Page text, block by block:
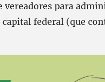
vereadores para
federal (que